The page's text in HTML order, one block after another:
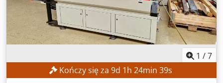
1 /7
Kończy się za 9d 1h 24min 38s